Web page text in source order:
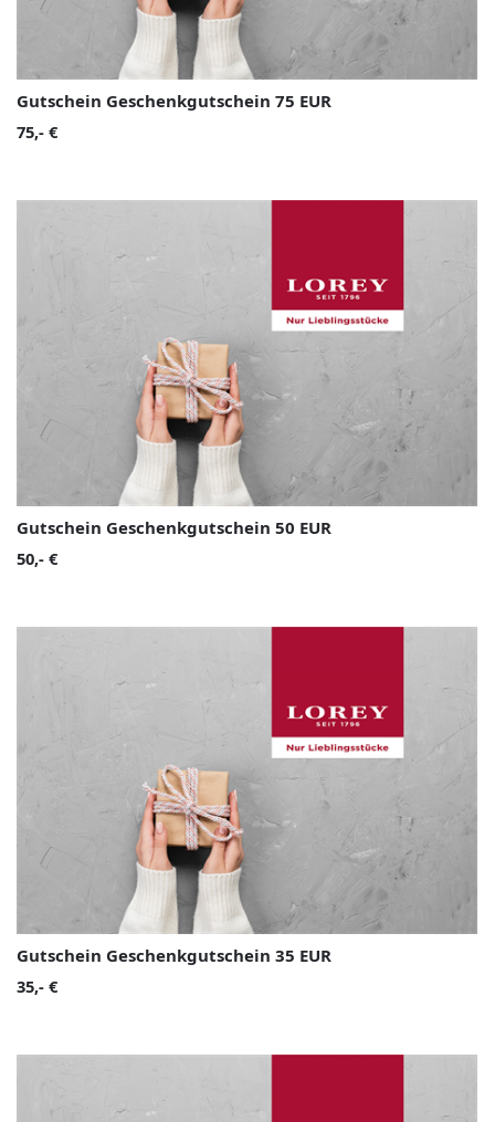
Gutschein Geschenkgutschein 75 EUR
75,- €
Gutschein Geschenkgutschein 50 EUR
50,- €
Gutschein Geschenkgutschein 35 EUR
35,- €